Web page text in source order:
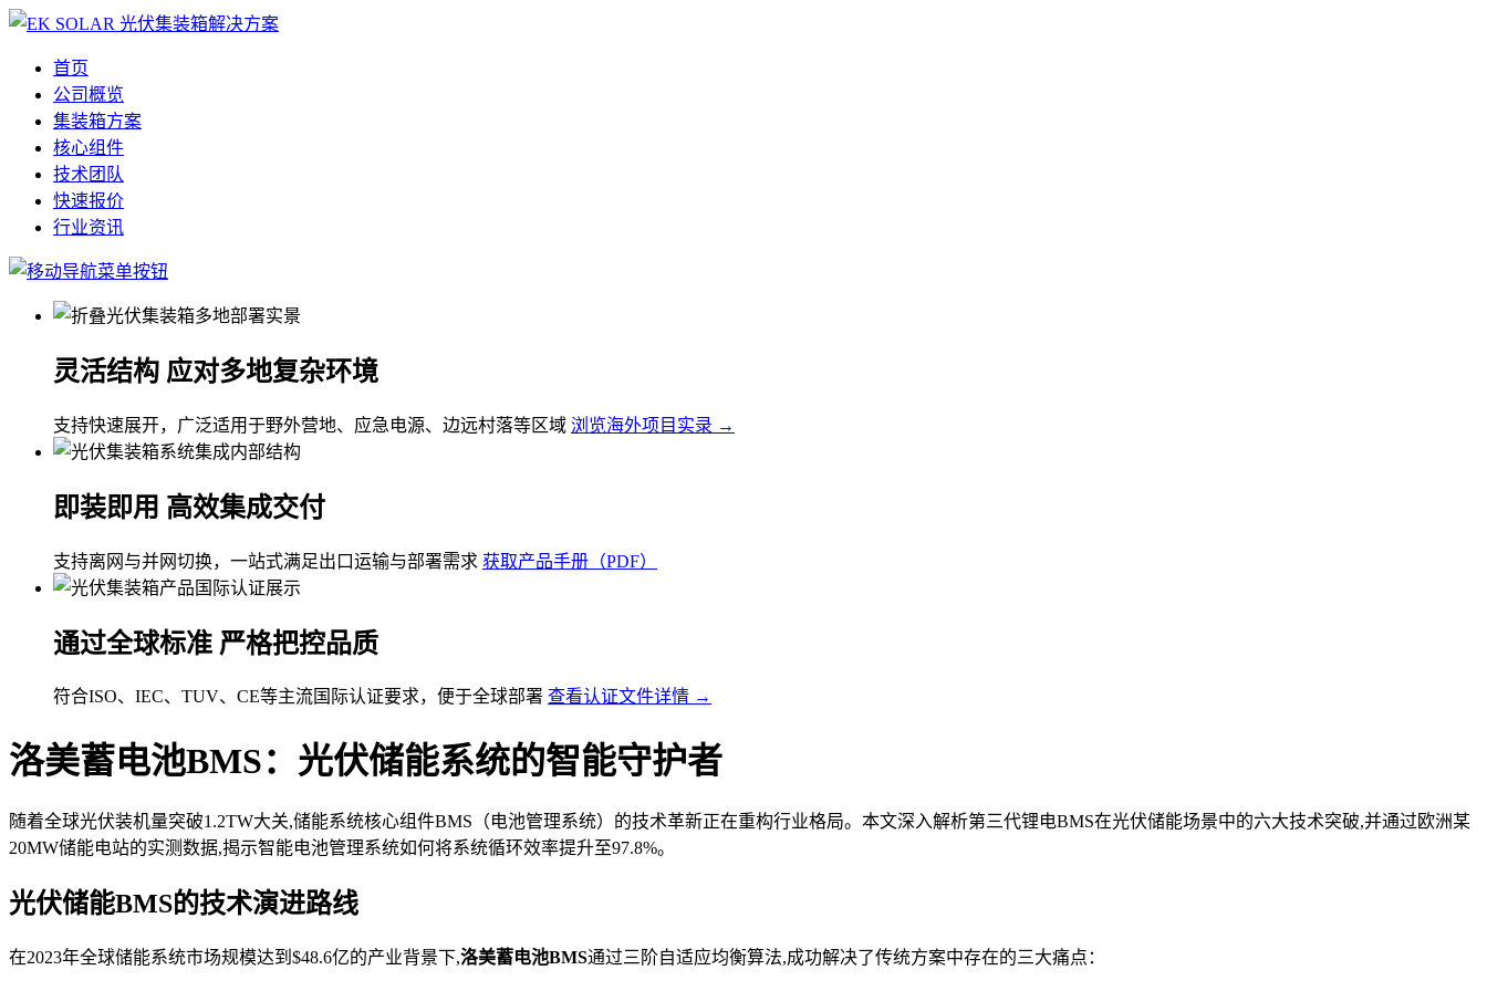
首页
公司概览
集装箱方案
核心组件
技术团队
快速报价
行业资讯
灵活结构 应对多地复杂环境
支持快速展开，广泛适用于野外营地、应急电源、边远村落等区域 浏览海外项目实录 →
即装即用 高效集成交付
支持离网与并网切换，一站式满足出口运输与部署需求 获取产品手册（PDF）
通过全球标准 严格把控品质
符合ISO、IEC、TUV、CE等主流国际认证要求，便于全球部署 查看认证文件详情 →
洛美蓄电池BMS：光伏储能系统的智能守护者
随着全球光伏装机量突破1.2TW大关,储能系统核心组件BMS（电池管理系统）的技术革新正在重构行业格局。本文深入解析第三代锂电BMS在光伏储能场景中的六大技术突破,并通过欧洲某
20MW储能电站的实测数据,揭示智能电池管理系统如何将系统循环效率提升至97.8%。
光伏储能BMS的技术演进路线
在2023年全球储能系统市场规模达到$48.6亿的产业背景下,洛美蓄电池BMS通过三阶自适应均衡算法,成功解决了传统方案中存在的三大痛点：